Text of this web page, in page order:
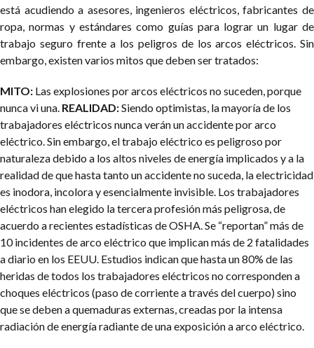
está acudiendo a asesores, ingenieros eléctricos, fabricantes de
ropa, normas y estándares como guías para lograr un lugar de
trabajo seguro frente a los peligros de los arcos eléctricos. Sin
embargo, existen varios mitos que deben ser tratados:
MITO: Las explosiones por arcos eléctricos no suceden, porque
nunca vi una. REALIDAD:Siendo optimistas, la mayoría de los
trabajadores eléctricos nunca verán un accidente por arco
eléctrico. Sin embargo, el trabajo eléctrico es peligroso por
naturaleza debido a los altos niveles de energía implicados y a la
realidad de que hasta tanto un accidente no suceda, la electricidad
es inodora, incolora y esencialmente invisible. Los trabajadores
eléctricos han elegido la tercera profesión más peligrosa, de
acuerdo a recientes estadísticas de OSHA. Se “reportan” más de
10 incidentes de arco eléctrico que implican más de 2 fatalidades
a diario en los EEUU. Estudios indican que hasta un 80% de las
heridas de todos los trabajadores eléctricos no corresponden a
choques eléctricos (paso de corriente a través del cuerpo) sino
que se deben a quemaduras externas, creadas por la intensa
radiación de energía radiante de una exposición a arco eléctrico.